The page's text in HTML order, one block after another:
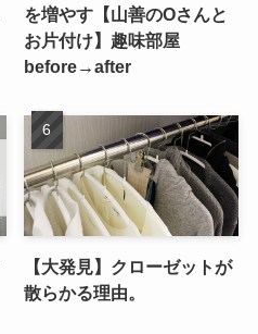
を増やす【山善のOさんと
お片付け】趣味部屋
before→after
【大発見】クローゼットが
散らかる理由。